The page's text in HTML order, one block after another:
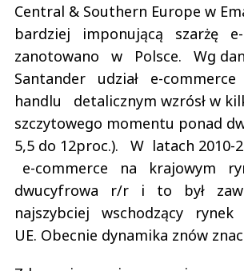
Central & Southern Europe w
bardziej imponującą szarżę e-
zanotowano w Polsce. Wg
Santander udział e-
handlu detalicznym wzrósł w
szczytowego momentu ponad
5,5 do 12proc.). W latach 2010-
e-commerce na krajowym
dwucyfrowa r/r i to był
najszybciej wschodzący
UE. Obecnie dynamika znów